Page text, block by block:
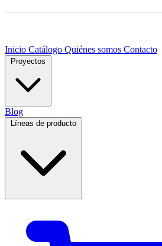
Inicio Catálogo Quiénes somos Contacto
Proyectos
Blog
Líneas de producto